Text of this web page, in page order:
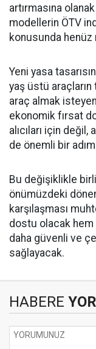
artırmasına
modellerin ÖTV
konusunda henüz
Yeni yasa
yaş üstü
araç almak
ekonomik fırsat
alıcıları için
de önemli bir
Bu değişiklikle
önümüzdeki
karşılaşması
dostu olacak hem
daha güvenli ve
sağlayacak.
HABERE